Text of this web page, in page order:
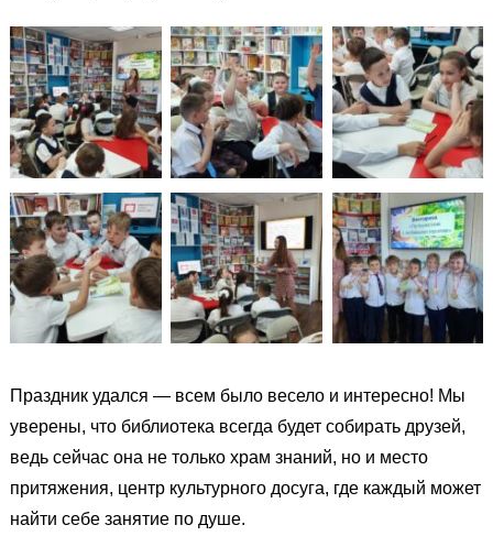
Праздник удался — всем было весело и интересно! Мы
уверены, что библиотека всегда будет собирать друзей,
ведь сейчас она не только храм знаний, но и место
притяжения, центр культурного досуга, где каждый может
найти себе занятие по душе.